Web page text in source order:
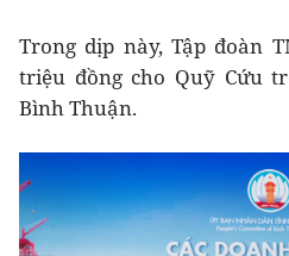
Trong dịp này, Tập đoàn
triệu đồng cho Quỹ Cứu
Bình Thuận.